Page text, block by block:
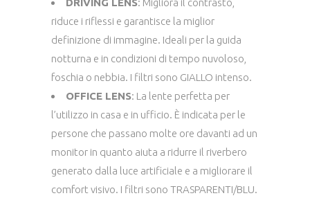
DRIVING LENS: Migliora il contrasto,
riduce i riflessi e garantisce la miglior
definizione di immagine. Ideali per la guida
notturna e in condizioni di tempo nuvoloso,
foschia o nebbia. I filtri sono GIALLO intenso.
OFFICE LENS: La lente perfetta per
l’utilizzo in casa e in ufficio. È indicata per le
persone che passano molte ore davanti ad un
monitor in quanto aiuta a ridurre il riverbero
generato dalla luce artificiale e a migliorare il
comfort visivo. I filtri sono TRASPARENTI/BLU.